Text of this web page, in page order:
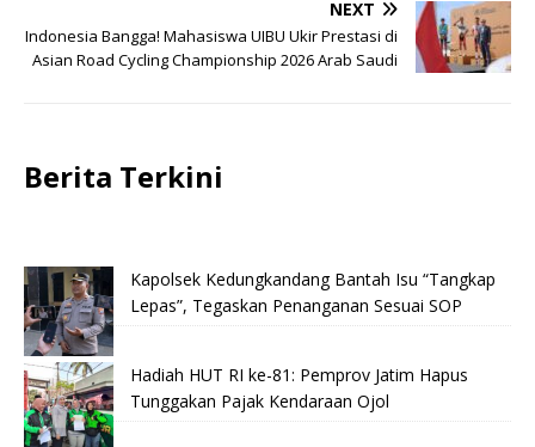
NEXT
Indonesia Bangga! Mahasiswa UIBU Ukir Prestasi di
Asian Road Cycling Championship 2026 Arab Saudi
Berita Terkini
Kapolsek Kedungkandang Bantah Isu “Tangkap
Lepas”, Tegaskan Penanganan Sesuai SOP
Hadiah HUT RI ke-81: Pemprov Jatim Hapus
Tunggakan Pajak Kendaraan Ojol